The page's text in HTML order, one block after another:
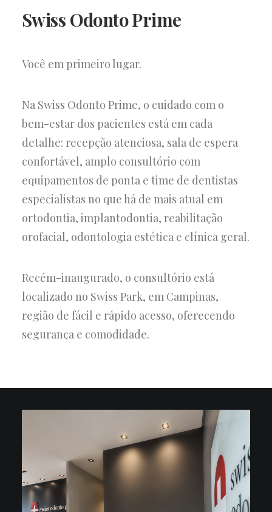
Swiss Odonto Prime
Você em primeiro lugar.
Na Swiss Odonto Prime, o cuidado com o
bem-estar dos pacientes está em cada
detalhe: recepção atenciosa, sala de espera
confortável, amplo consultório com
equipamentos de ponta e time de dentistas
especialistas no que há de mais atual em
ortodontia, implantodontia, reabilitação
orofacial, odontologia estética e clínica geral.
Recém-inaugurado, o consultório está
localizado no Swiss Park, em Campinas,
região de fácil e rápido acesso, oferecendo
segurança e comodidade.